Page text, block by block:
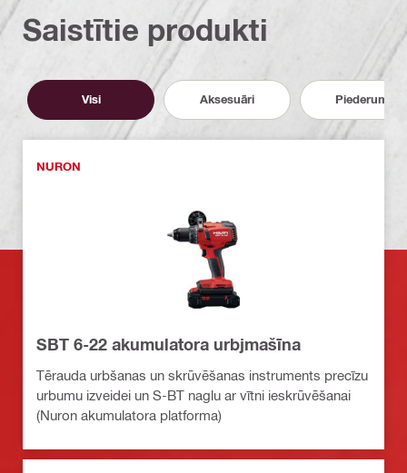
Saistītie produkti
Visi Aksesuāri Piederumi
NURON
SBT 6-22 akumulatora urbjmašīna
Tērauda urbšanas un skrūvēšanas instruments precīzu
urbumu izveidei un S-BT naglu ar vītni ieskrūvēšanai
(Nuron akumulatora platforma)